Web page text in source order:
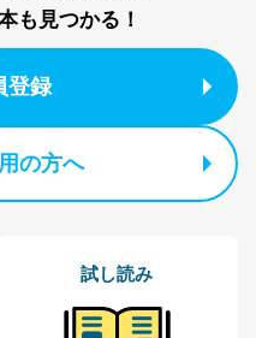
「訂正」等の請求につ
人情報について利用目的
かに該当する場合は、
できません。そのとき
知するとともに、理由を
公表することによって
を害するおそれがある
も見つかる！
登録
の方へ
試し読み